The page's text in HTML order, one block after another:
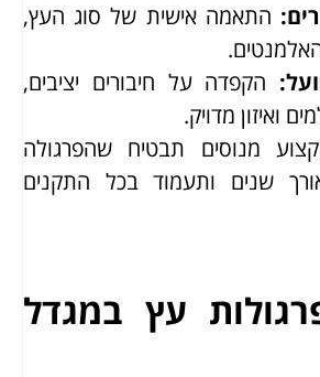
: התאמה אישית של סוג העץ,
: הקפדה על חיבורים יציבים,
ואיזון מדויק.
מנוסים תבטיח שהפרגולה
שנים ותעמוד בכל התקנים
עץ במגדל